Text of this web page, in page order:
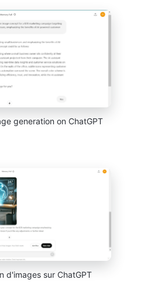
generation on ChatGPT
d'images sur ChatGPT